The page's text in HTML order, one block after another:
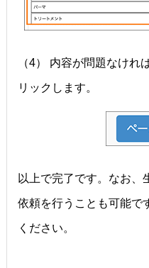
（4） 内容が問題なけれ
リックします。
以上で完了です。なお、
依頼を行うことも可能で
ください。